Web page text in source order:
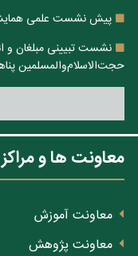
پیش نشست علمی همایش
نشست تبیینی مبلغان و
حجت‌الاسلام‌والمسلمین
معاونت ها و مراکز
معاونت آموزش
معاونت پژوهش